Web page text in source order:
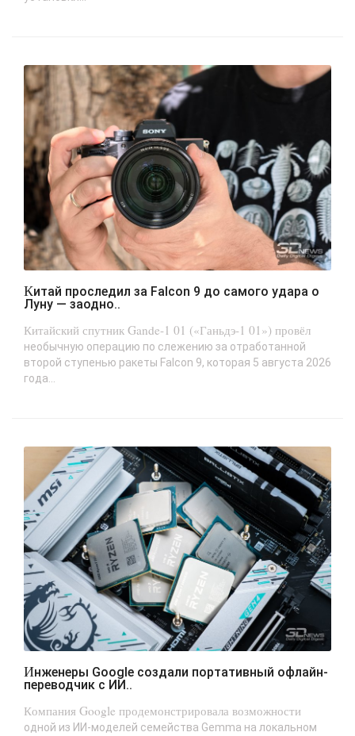
Китай проследил за Falcon 9 до самого удара о
Луну — заодно..
Китайский спутник Gande-1 01 («Ганьдэ-1 01») провёл
необычную операцию по слежению за отработанной
второй ступенью ракеты Falcon 9, которая 5 августа 2026
года...
Инженеры Google создали портативный офлайн-
переводчик с ИИ..
Компания Google продемонстрировала возможности
одной из ИИ-моделей семейства Gemma на локальном